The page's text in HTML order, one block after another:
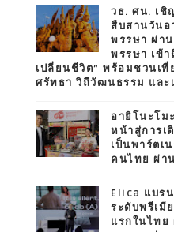
วธ. ศน. เ
สืบสานวันอ
พรรษา ผ่า
พรรษา เข้
เปลี่ยนชีวิต” พร้อมชวนเ
ศรัทธา วิถีวัฒนธรรม และ
อายิโนะโม
หน้าสู่การเ
เป็นพาร์ตเ
คนไทย ผ่า
Elica แบร
ระดับพรีเมี
แรกในไทย